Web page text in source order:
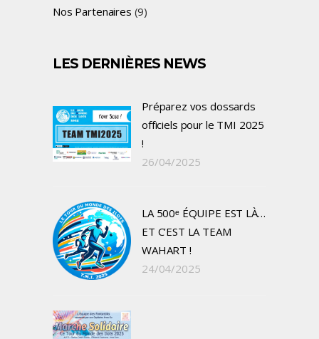
Nos Partenaires (9)
LES DERNIÈRES NEWS
Préparez vos dossards
officiels pour le TMI 2025
!
26/04/2025
LA 500ᵉ ÉQUIPE EST LÀ…
ET C’EST LA TEAM
WAHART !
24/04/2025